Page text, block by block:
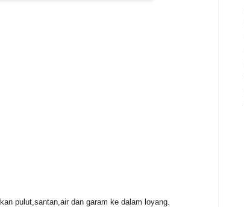
pulut,santan,air dan garam ke dalam loyang.